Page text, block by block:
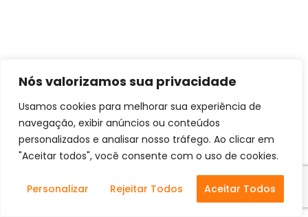
Nós valorizamos sua privacidade
Usamos cookies para melhorar sua experiência de
navegação, exibir anúncios ou conteúdos
personalizados e analisar nosso tráfego. Ao clicar em
"Aceitar todos", você consente com o uso de cookies.
Personalizar Rejeitar Todos Aceitar Todos